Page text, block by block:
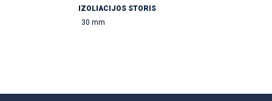
IZOLIACIJOS STORIS
30 mm